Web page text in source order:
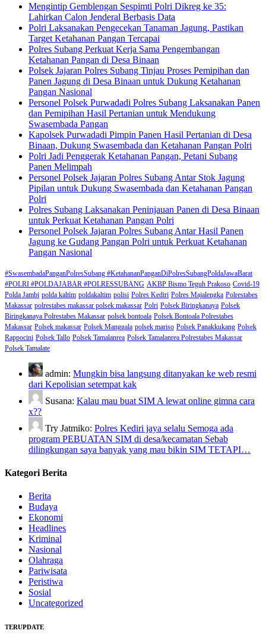
Mengintip Gemblengan Sespimti Polri Dikreg ke 35:
Lahirkan Calon Jenderal Berbasis Data
Polri Laksanakan Pengecekan Tanaman Jagung, Pastikan
Target Ketahanan Pangan Tercapai
Polres Subang Perkuat Kerja Sama Pengembangan
Ketahanan Pangan di Desa Binaan
Polsek Jajaran Polres Subang Tinjau Proses Pemipihan dan
Panen Jagung di Desa Binaan untuk Dukung Ketahanan
Pangan Nasional
Personel Polsek Purwadadi Polres Subang Laksanakan Panen
dan Pemipihan Hasil Pertanian untuk Mendukung
Swasembada Pangan
Kapolsek Purwadadi Pimpin Panen Hasil Pertanian di Desa
Binaan, Dukung Swasembada dan Ketahanan Pangan Polri
Polri Jadi Penggerak Ketahanan Pangan, Petani Subang
Panen Melimpah
Personel Polsek Jajaran Polres Subang Antar Stok Jagung
Pipilan untuk Dukung Swasembada dan Ketahanan Pangan
Polri
Polres Subang Laksanakan Peninjauan Panen di Desa Binaan
untuk Perkuat Ketahanan Pangan Polri
Personel Polsek Jajaran Polres Subang Antar Hasil Panen
Jagung ke Gudang Pangan Polri untuk Perkuat Ketahanan
Pangan Nasional
#SwasembadaPanganPolresSubang #KetahananPanganDiPolresSubangPoldaJawaBarat
#POLRI #POLDAJABAR #POLRESSUBANG AKBP Bismo Teguh Prakoso Covid-19
Polda Jambi polda kaltim poldakaltim polisi Polres Kediri Polres Majalengka Polrestabes
Makassar polrestabes makassar polsek makassar Polri Polsek Biringkanaya Polsek
Biringkanaya Polrestabes Makassar polsek bontoala Polsek Bontoala Polrestabes
Makassar Polsek makassar Polsek Manggala polsek mariso Polsek Panakkukang Polsek
Rappocini Polsek Tallo Polsek Tamalanrea Polsek Tamalanrea Polrestabes Makassar
Polsek Tamalate
admin: Mungkin bisa langsung ditanyakan ke web resmi
dari Kepolisian setempat kak
Susana: Kalau mau buat SIM A lewat online gimna cara
x??
Try Jatmiko: Polres Kediri jaya selalu Semoga ada
program PEBUATAN SIM di desa/kecamatan Sebab
dilingkungan saya banyak yang mau bikin SIM TETAPI…
Kategori Berita
Berita
Budaya
Ekonomi
Headlines
Kriminal
Nasional
Olahraga
Pariwisata
Peristiwa
Sosial
Uncategorized
TERUPDATE